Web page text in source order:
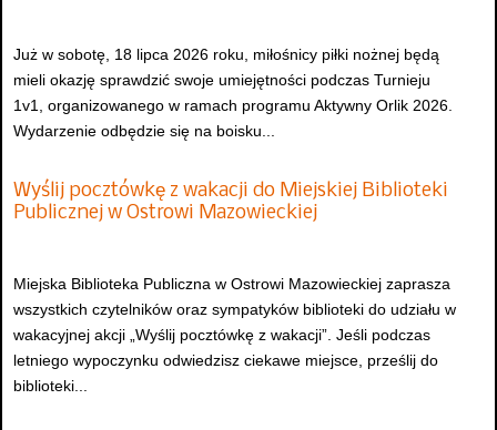
Już w sobotę, 18 lipca 2026 roku, miłośnicy piłki nożnej będą
mieli okazję sprawdzić swoje umiejętności podczas Turnieju
1v1, organizowanego w ramach programu Aktywny Orlik 2026.
Wydarzenie odbędzie się na boisku...
Wyślij pocztówkę z wakacji do Miejskiej Biblioteki
Publicznej w Ostrowi Mazowieckiej
Miejska Biblioteka Publiczna w Ostrowi Mazowieckiej zaprasza
wszystkich czytelników oraz sympatyków biblioteki do udziału w
wakacyjnej akcji „Wyślij pocztówkę z wakacji”. Jeśli podczas
letniego wypoczynku odwiedzisz ciekawe miejsce, prześlij do
biblioteki...